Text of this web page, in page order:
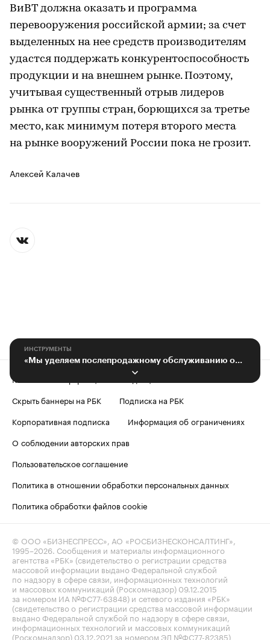
ВиВТ должна оказать и программа
перевооружения российской армии; за счет
выделенных на нее средств производителям
удастся поддержать конкурентоспособность
продукции и на внешнем рынке. Поэтому,
учитывая существенный отрыв лидеров
рынка от группы стран, борющихся за третье
место, как минимум потеря второго места
на рынке вооружений России пока не грозит.
Алексей Калачев
ИНСТРУМЕНТЫ
«Мы уделяем послепродажному обслуживанию особое внимание»
Контактная информация
Скрыть баннеры на РБК
Подписка на РБК
Корпоративная подписка
Информация об ограничениях
О соблюдении авторских прав
Пользовательское соглашение
Политика в отношении обработки персональных данных
Политика обработки файлов cookie
© ООО «БИЗНЕСПРЕСС», АО «РОСБИЗНЕСКОНСАЛТИНГ»,
1995–2026. Сообщения и материалы информационного
агентства «РБК» (свидетельство о регистрации средства
массовой информации выдано Федеральной службой
по надзору в сфере связи, информационных технологий
и массовых коммуникаций (Роскомнадзор) 09.12.2015
за номером ИА №ФС77-63848) и сетевого издания «РБК»
(свидетельство о регистрации средства массовой информации
выдано Федеральной службой по надзору в сфере связи,
информационных технологий и массовых коммуникаций
(Роскомнадзор) 03.12.2021 за номером ЭЛ №ФС77-82385)